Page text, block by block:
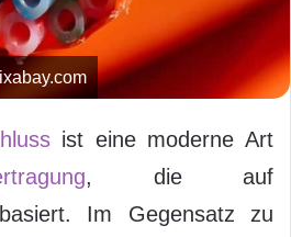
ist eine moderne Art
, die auf
Im Gegensatz zu